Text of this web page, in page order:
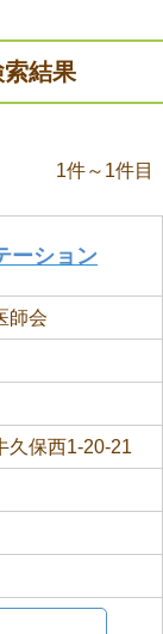
結果
1件～1件目
ーション
師会
久保西1-20-21